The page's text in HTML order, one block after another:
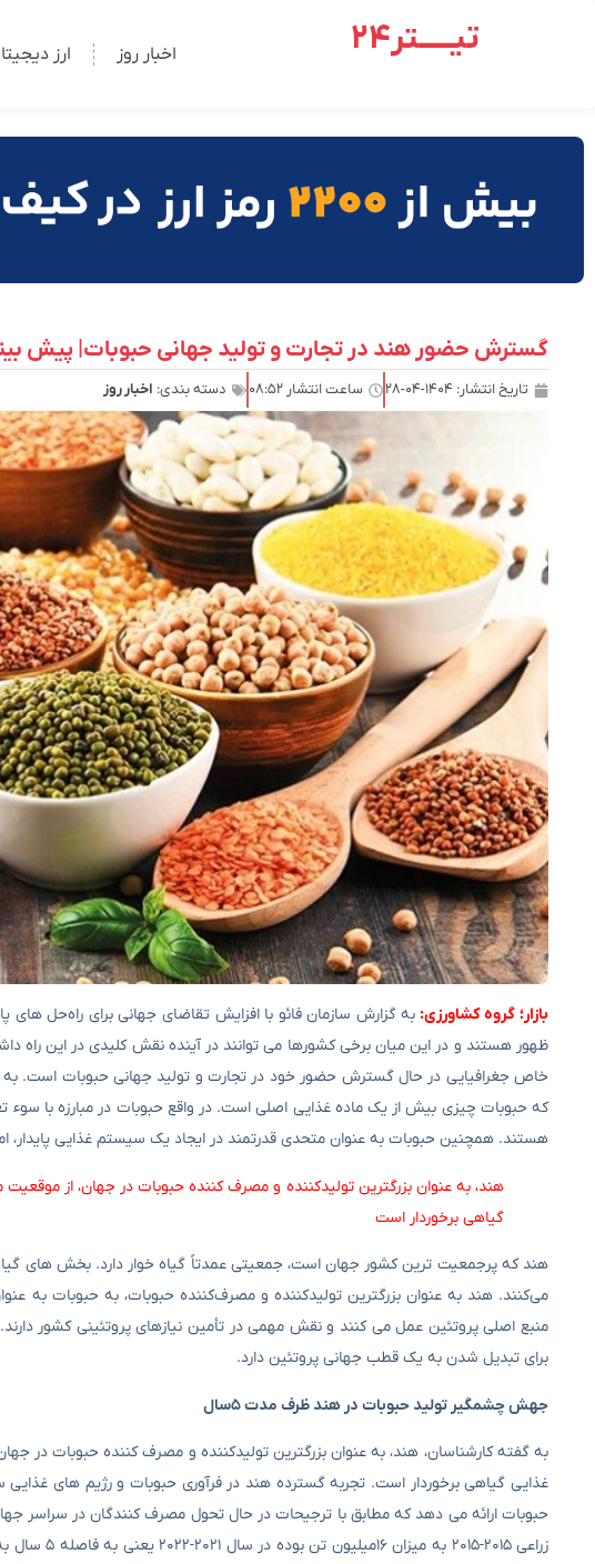
تیـــــتر24 اخبار روز ارز
گسترش حضور هند در تجارت و تولید جهانی حبوبات| پیش بینی تقاضای ۴۰میلیون تنی
تاریخ انتشار: ۱۴۰۴-۰۴-۲۸ ساعت انتشار ۰۸:۵۲ دسته بندی: اخبار روز
بازار؛ گروه کشاورزی: به گزارش سازمان فائو با افزایش تقاضای جهانی برای راه‌حل
ظهور هستند و در این میان برخی کشورها می توانند در آینده نقش کلیدی در این راه
که حبوبات چیزی بیش از یک ماده غذایی اصلی است. در واقع حبوبات در مبارزه با سوء
هستند. همچنین حبوبات به عنوان متحدی قدرتمند در ایجاد یک سیستم غذایی
هند، به عنوان بزرگترین تولیدکننده و مصرف ‌کننده حبوبات در جهان، از
گیاهی برخوردار است
هند که پرجمعیت ‌ترین کشور جهان است، جمعیتی عمدتاً گیاه خوار دارد. بخش ‌های
می‌کنند. هند به عنوان بزرگترین تولیدکننده و مصرف‌کننده حبوبات، به حبوبات به
منبع اصلی پروتئین عمل می‌ کنند و نقش مهمی در تأمین نیازهای پروتئینی کشور
برای تبدیل شدن به یک قطب جهانی پروتئین دارد.
جهش چشمگیر تولید حبوبات در هند ظرف مدت ۵سال
به گفته کارشناسان، هند، به عنوان بزرگترین تولیدکننده و مصرف ‌کننده حبوبات در
غذایی گیاهی برخوردار است. تجربه گسترده هند در فرآوری حبوبات و رژیم ‌های
حبوبات ارائه می ‌دهد که مطابق با ترجیحات در حال تحول مصرف‌ کنندگان در